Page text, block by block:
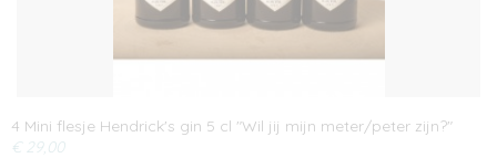
4 Mini flesje Hendrick's gin 5 cl "Wil jij mijn meter/peter zijn?"
€ 29,00